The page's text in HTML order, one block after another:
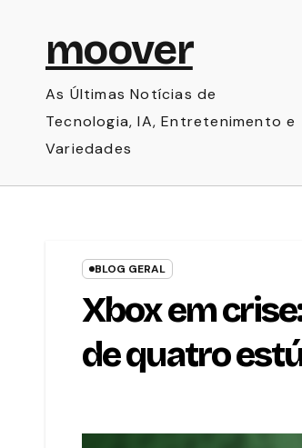
contentmoover
As Últimas Notícias de
Tecnologia, IA, Entretenimento e
Variedades
BLOG GERAL
Xbox em
de quatro